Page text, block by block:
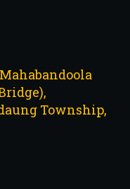
Township,